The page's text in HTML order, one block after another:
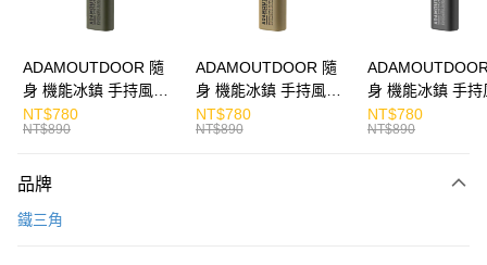
運送方式
免運費
付款後7-11取貨
ADAMOUTDOOR 隨
身 機能冰鎮 手持風扇
掛繩
NT$780
NT$890
ADAMOUTDOOR 隨
身 機能冰鎮 手持風扇
掛繩
NT$780
NT$890
身 機能冰鎮 手持
掛繩
NT$780
NT$890
品牌
鐵三角